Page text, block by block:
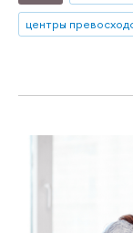
центры